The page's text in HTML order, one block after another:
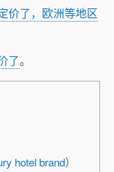
价了，欧洲等地区
了。
hotel brand）